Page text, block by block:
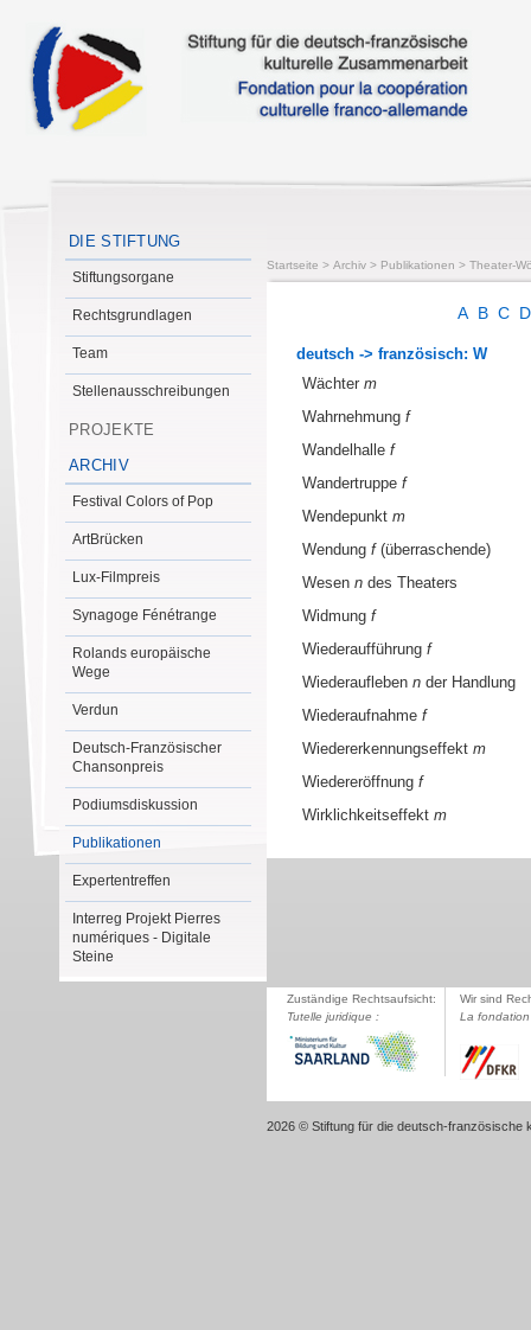
DIE STIFTUNG
Stiftungsorgane
Rechtsgrundlagen
Team
Stellenausschreibungen
PROJEKTE
ARCHIV
Festival Colors of Pop
ArtBrücken
Lux-Filmpreis
Synagoge Fénétrange
Rolands europäische
Wege
Verdun
Deutsch-Französischer
Chansonpreis
Podiumsdiskussion
Publikationen
Expertentreffen
Interreg Projekt Pierres
numériques - Digitale
Steine
Startseite > Archiv > Publikationen > Theater-
A B C
deutsch -> französisch: W
Wächter m
Wahrnehmung f
Wandelhalle f
Wandertruppe f
Wendepunkt m
Wendung f(überraschende)
Wesen n des Theaters
Widmung f
Wiederaufführung f
Wiederaufleben n der Handlung
Wiederaufnahme f
Wiedererkennungseffekt m
Wiedereröffnung f
Wirklichkeitseffekt m
Zuständige Rechtsaufsicht:
Tutelle juridique :
Wir sind
La
2026 © Stiftung für die deutsch-französische